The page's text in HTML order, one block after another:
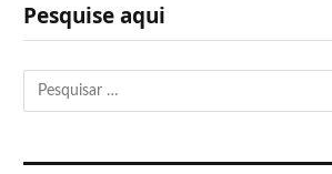
Pesquise aqui